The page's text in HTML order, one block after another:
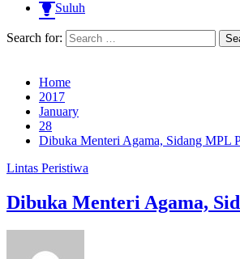
Suluh
Search for:
Home
2017
January
28
Dibuka Menteri Agama, Sidang MPL
Lintas Peristiwa
Dibuka Menteri Agama,